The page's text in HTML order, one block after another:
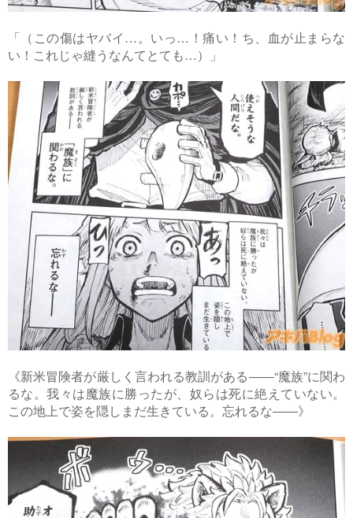
「（この傷はヤバイ…。いっ…！痛い！ち、血が止まらな
い！これじゃ縫うなんてとても…）」
《新米冒険者が厳しく言われる教訓がある――“魔族”に関わ
るな。我々は魔族に勝ったが、奴らは死に絶えていない。
この地上で姿を隠しまだ生きている。忘れるな――》